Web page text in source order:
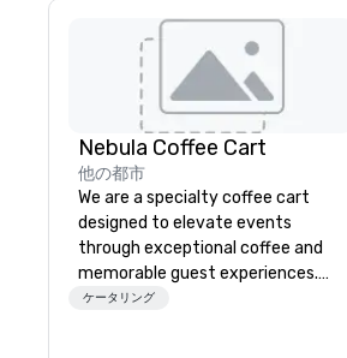
Nebula Coffee Cart
他の都市
We are a specialty coffee cart
designed to elevate events
through exceptional coffee and
memorable guest experiences.
From corporate gatherings and
ケータリング